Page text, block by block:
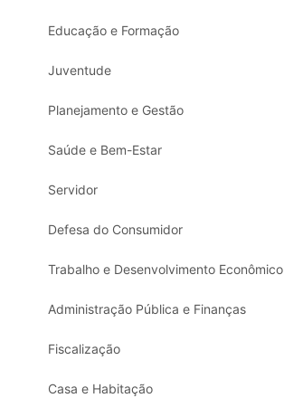
Educação e Formação
Juventude
Planejamento e Gestão
Saúde e Bem-Estar
Servidor
Defesa do Consumidor
Trabalho e Desenvolvimento Econômico
Administração Pública e Finanças
Fiscalização
Casa e Habitação